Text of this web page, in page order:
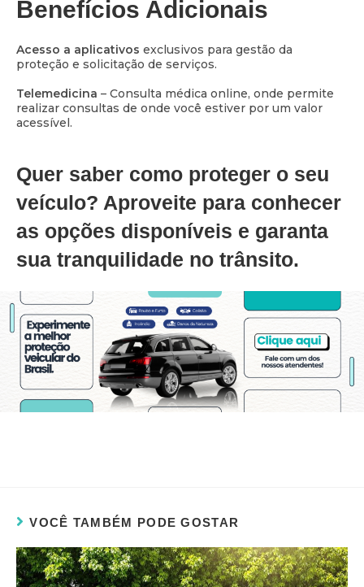
Benefícios Adicionais
Acesso a aplicativos exclusivos para gestão da
proteção e solicitação de serviços.
Telemedicina – Consulta médica online, onde permite
realizar consultas de onde você estiver por um valor
acessível.
Quer saber como proteger o seu
veículo? Aproveite para conhecer
as opções disponíveis e garanta
sua tranquilidade no trânsito.
VOCÊ TAMBÉM PODE GOSTAR